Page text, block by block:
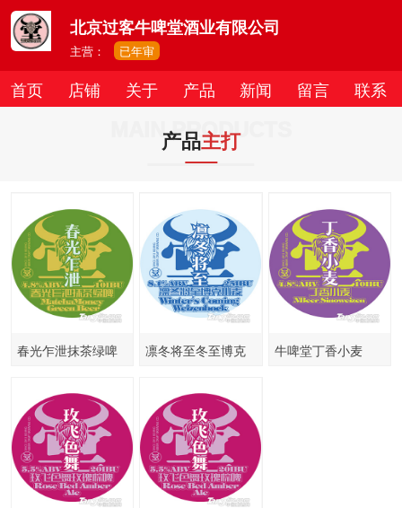
北京过客牛啤堂酒业有限公司
主营： 已年审
首页 店铺 关于 产品 新闻 留言 联系
MAIN PRODUCTS
产品主打
春光乍泄抹茶绿啤
凛冬将至冬至博克
牛啤堂丁香小麦